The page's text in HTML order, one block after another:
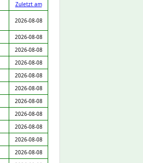
Zuletzt am
2026-08-08
2026-08-08
2026-08-08
2026-08-08
2026-08-08
2026-08-08
2026-08-08
2026-08-08
2026-08-08
2026-08-08
2026-08-08